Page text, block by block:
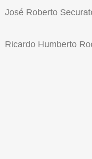
José Roberto
Ricardo Humberto